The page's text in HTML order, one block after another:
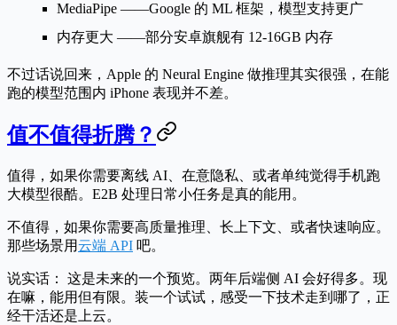
MediaPipe ——Google 的 ML 框架，模型支持更广
内存更大 ——部分安卓旗舰有 12-16GB 内存
不过话说回来，Apple 的 Neural Engine 做推理其实很强，在能
跑的模型范围内 iPhone 表现并不差。
值不值得折腾？
值得，如果你需要离线 AI、在意隐私、或者单纯觉得手机跑
大模型很酷。E2B 处理日常小任务是真的能用。
不值得，如果你需要高质量推理、长上下文、或者快速响应。
那些场景用云端 API 吧。
说实话：
这是未来的一个预览。两年后端侧 AI 会好得多。现
在嘛，能用但有限。装一个试试，感受一下技术走到哪了，正
经干活还是上云。